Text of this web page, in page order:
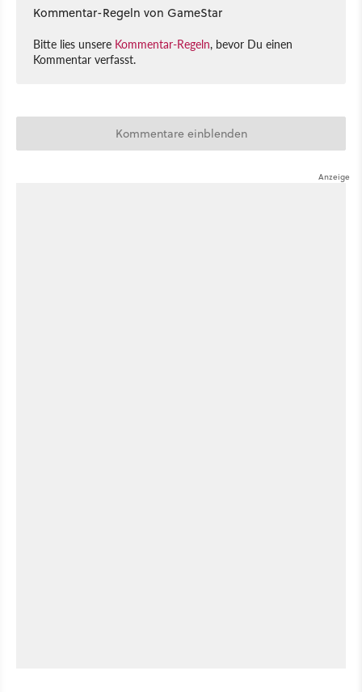
Kommentar-Regeln von GameStar
Bitte lies unsere Kommentar-Regeln, bevor Du einen
Kommentar verfasst.
Kommentare einblenden